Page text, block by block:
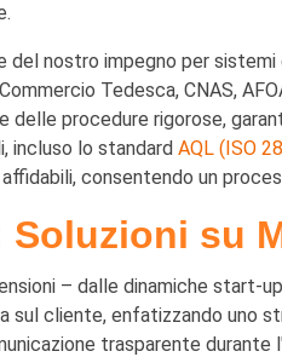
nostro impegno per
Tedesca, CNAS,
procedure rigorose,
incluso lo standard AQL (ISO
consentendo un
su
– dalle dinamiche start-
cliente, enfatizzando uno
trasparente